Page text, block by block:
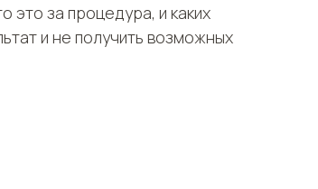
это за процедура, и каких
и не получить возможных